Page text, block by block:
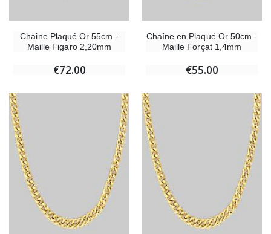
Chaine Plaqué Or 55cm -
Maille Figaro 2,20mm
€72.00
Chaîne en Plaqué Or 50cm -
Maille Forçat 1,4mm
€55.00